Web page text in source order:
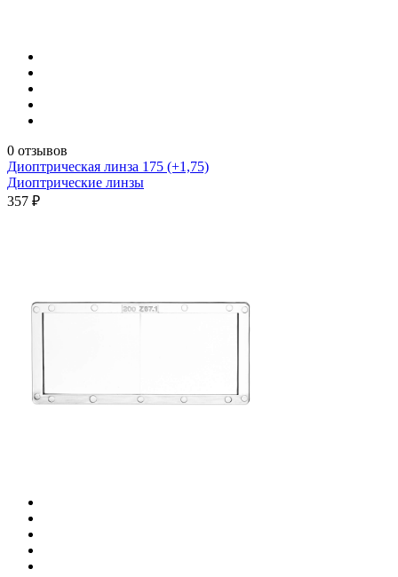
0 отзывов
Диоптрическая линза 175 (+1,75)
Диоптрические линзы
357 ₽